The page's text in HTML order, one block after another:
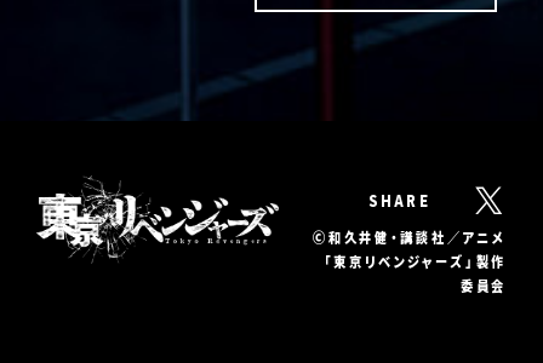
SHARE
Ⓒ和久井健・講談社／アニメ
「東京リベンジャーズ」製作
委員会